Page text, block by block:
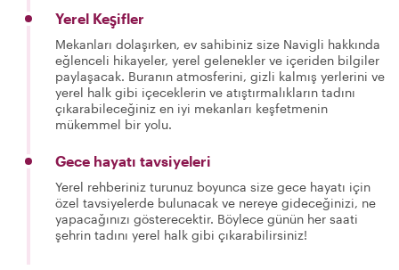
Yerel Keşifler
Mekanları dolaşırken, ev sahibiniz size Navigli hakkında
eğlenceli hikayeler, yerel gelenekler ve içeriden bilgiler
paylaşacak. Buranın atmosferini, gizli kalmış yerlerini ve
yerel halk gibi içeceklerin ve atıştırmalıkların tadını
çıkarabileceğiniz en iyi mekanları keşfetmenin
mükemmel bir yolu.
Gece hayatı tavsiyeleri
Yerel rehberiniz turunuz boyunca size gece hayatı için
özel tavsiyelerde bulunacak ve nereye gideceğinizi, ne
yapacağınızı gösterecektir. Böylece günün her saati
şehrin tadını yerel halk gibi çıkarabilirsiniz!